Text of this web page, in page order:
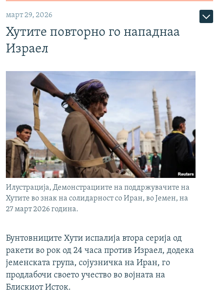
март 29, 2026
Хутите повторно го нападнаа
Израел
Илустрација, Демонстрациите на поддржувачите на
Хутите во знак на солидарност со Иран, во Јемен, на
27 март 2026 година.
Бунтовниците Хути испалија втора серија од
ракети во рок од 24 часа против Израел, додека
јеменската група, сојузничка на Иран, го
продлабочи своето учество во војната на
Блискиот Исток.